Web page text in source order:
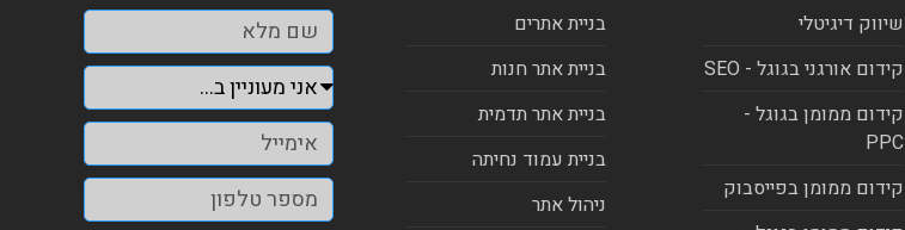
שיווק דיגיטלי
קידום אורגני בגוגל - SEO
קידום ממומן בגוגל -
PPC
קידום ממומן בפייסבוק
בניית אתרים
בניית אתר חנות
בניית אתר תדמית
בניית עמוד נחיתה
ניהול אתר